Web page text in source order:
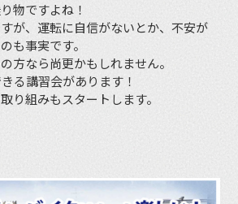
物ですよね！
が、運転に自信がないとか、不安が
も事実です。
方なら尚更かもしれません。
る講習会があります！
り組みもスタートします。